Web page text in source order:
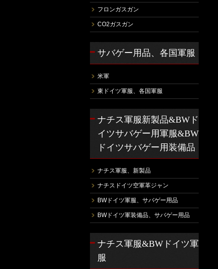
フロンガスガン
CO2ガスガン
サバゲー用品、各国軍服
米軍
東ドイツ軍服、各国軍服
ナチス軍服新製品&BWド
イツサバゲー用軍服&BW
ドイツサバゲー用装備品
ナチス軍服、新製品
ナチスドイツ空軍革ジャン
BWドイツ軍服、サバゲー用品
BWドイツ軍装備品、サバゲー用品
ナチス軍服&BWドイツ軍
服